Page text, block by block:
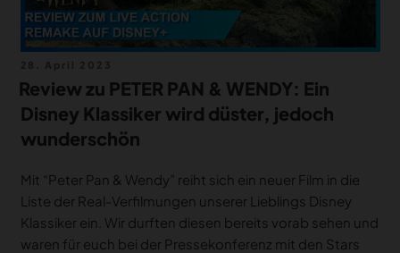
am
Review zu PETER PAN & WENDY: Ein
Disney Klassiker wird düster, jedoch
wunderschön
Mit “Peter Pan & Wendy” reiht sich ein neuer Film in die
Liste der Real-Verfilmungen unserer Lieblings Disney
Klassiker ein. Wir durften diesen bereits vorab sehen und
waren für euch bei der Pressekonferenz mit den Stars